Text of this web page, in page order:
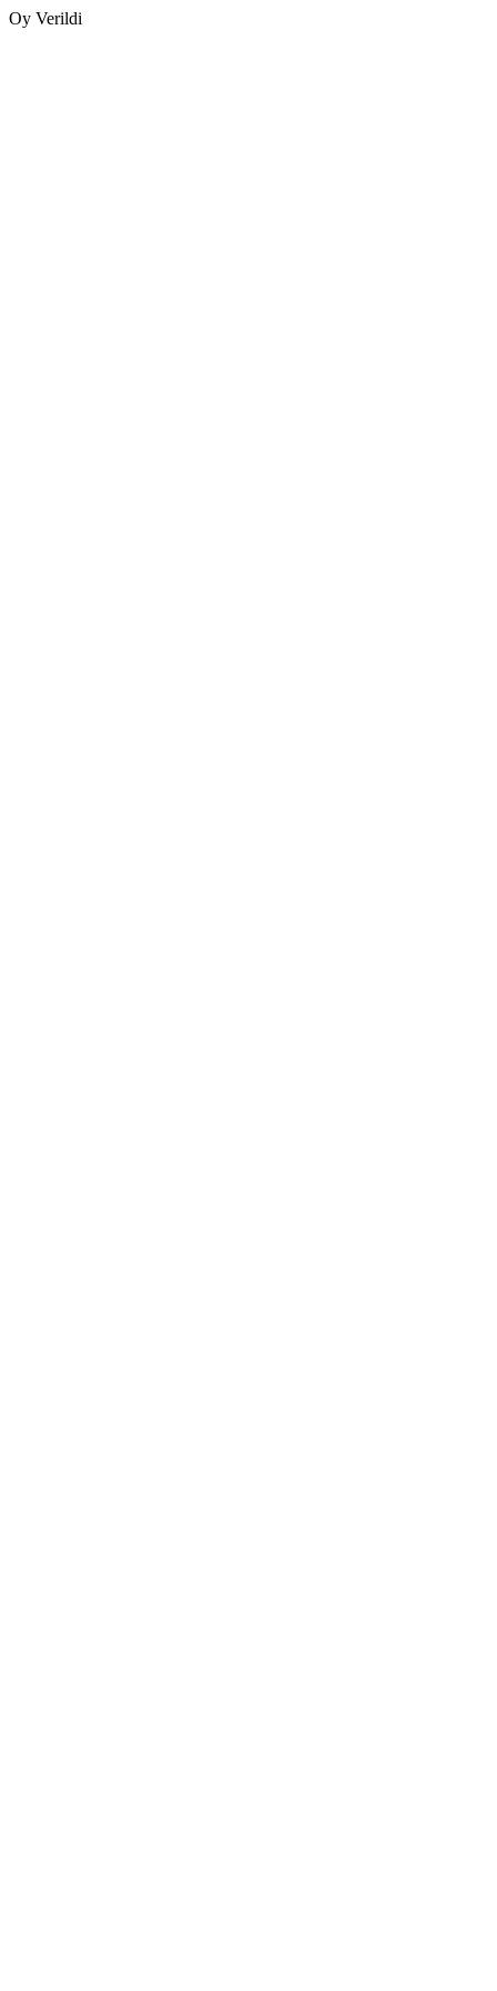
Oy Verildi